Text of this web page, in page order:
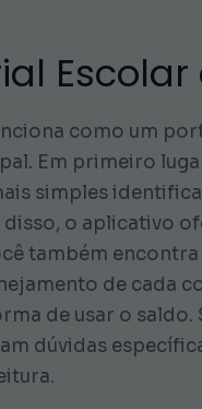
como um
Em primeiro
simples
o aplicativo
também
de cada
de usar o
dúvidas